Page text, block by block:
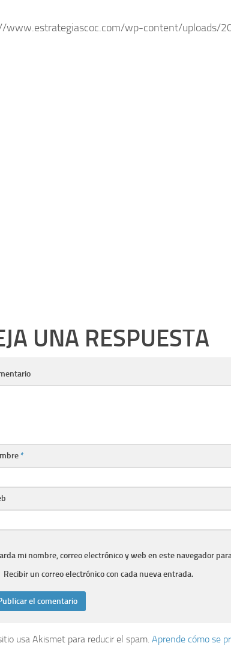
www.estrategiascoc.com/wp-content/uploads/
UNA RESPUESTA
*
mi nombre, correo electrónico y web en este navegador
Recibir un correo electrónico con cada nueva entrada.
usa Akismet para reducir el spam. Aprende cómo se